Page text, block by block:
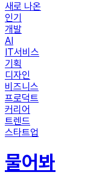
새로 나온
인기
개발
AI
IT서비스
기획
디자인
비즈니스
프로덕트
커리어
트렌드
스타트업
물어봐